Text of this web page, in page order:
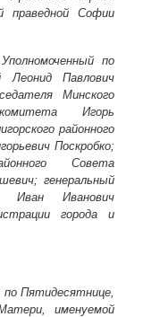
праведной Софии
по
Леонид Павлович
Минского
Игорь
районного
Поскробко;
Совета
генеральный
Иван Иванович
города и
Пятидесятнице,
именуемой